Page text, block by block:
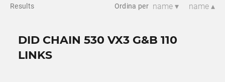
Results Ordina per name ▾ name ▴
DID CHAIN 530 VX3 G&B 110
LINKS